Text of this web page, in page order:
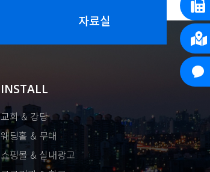
자료실
INSTALL
교회 & 강당
웨딩홀 & 무대
쇼핑몰 & 실내광고